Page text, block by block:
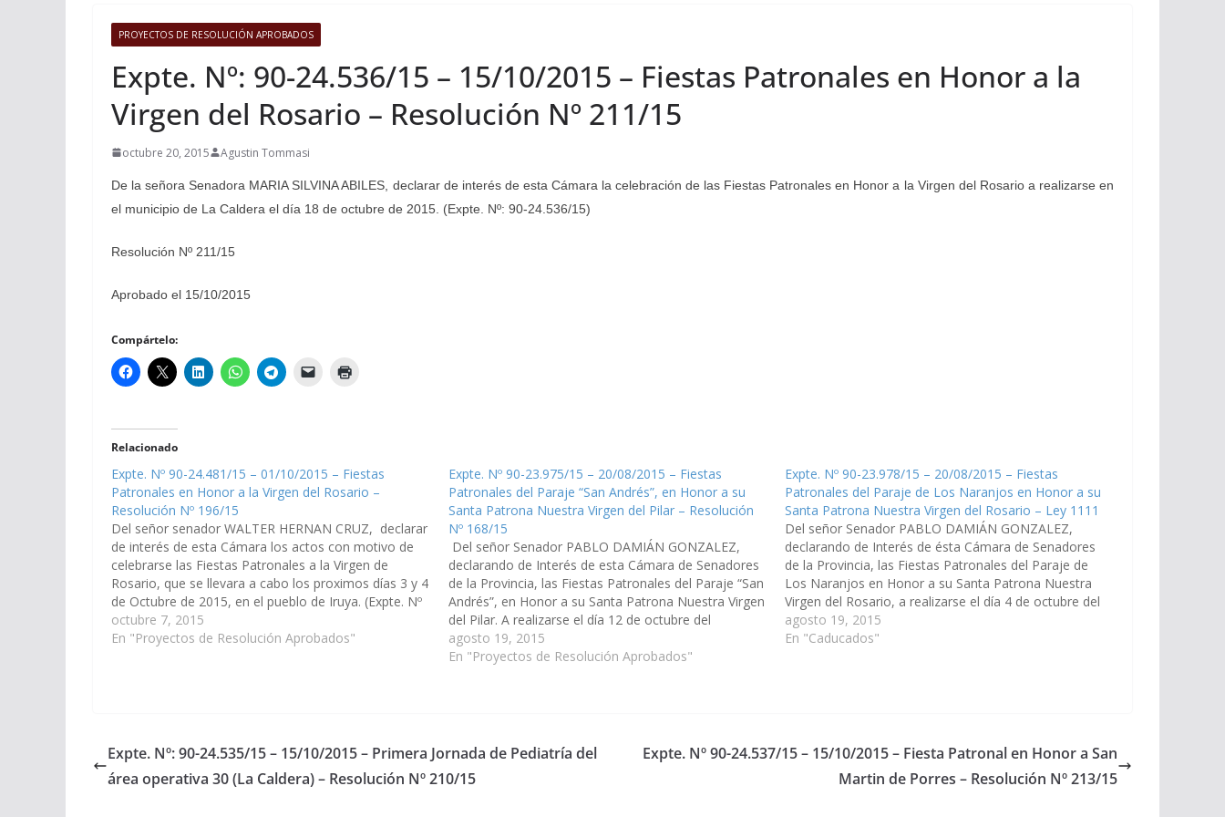
PROYECTOS DE RESOLUCIÓN APROBADOS
Expte. Nº: 90-24.536/15 – 15/10/2015 – Fiestas Patronales en Honor a la
Virgen del Rosario – Resolución Nº 211/15
octubre 20, 2015 Agustin Tommasi
De la señora Senadora MARIA SILVINA ABILES, declarar de interés de esta Cámara la celebración de las Fiestas Patronales en Honor a la Virgen del Rosario a realizarse en
el municipio de La Caldera el día 18 de octubre de 2015. (Expte. Nº: 90-24.536/15)
Resolución Nº 211/15
Aprobado el 15/10/2015
Compártelo:
Relacionado
Expte. Nº 90-24.481/15 – 01/10/2015 – Fiestas
Patronales en Honor a la Virgen del Rosario –
Resolución Nº 196/15
Del señor senador WALTER HERNAN CRUZ, declarar
de interés de esta Cámara los actos con motivo de
celebrarse las Fiestas Patronales a la Virgen de
Rosario, que se llevara a cabo los proximos días 3 y 4
de Octubre de 2015, en el pueblo de Iruya. (Expte. Nº
90-24.481/15) Resolución…
octubre 7, 2015
En "Proyectos de Resolución Aprobados"
Expte. Nº 90-23.975/15 – 20/08/2015 – Fiestas
Patronales del Paraje “San Andrés”, en Honor a su
Santa Patrona Nuestra Virgen del Pilar – Resolución
Nº 168/15
Del señor Senador PABLO DAMIÁN GONZALEZ,
declarando de Interés de esta Cámara de Senadores
de la Provincia, las Fiestas Patronales del Paraje “San
Andrés”, en Honor a su Santa Patrona Nuestra Virgen
del Pilar. A realizarse el día 12 de octubre del
corriente año. Organizado por la Comunidad Kolla y…
agosto 19, 2015
En "Proyectos de Resolución Aprobados"
Expte. Nº 90-23.978/15 – 20/08/2015 – Fiestas
Patronales del Paraje de Los Naranjos en Honor a su
Santa Patrona Nuestra Virgen del Rosario – Ley 1111
Del señor Senador PABLO DAMIÁN GONZALEZ,
declarando de Interés de ésta Cámara de Senadores
de la Provincia, las Fiestas Patronales del Paraje de
Los Naranjos en Honor a su Santa Patrona Nuestra
Virgen del Rosario, a realizarse el día 4 de octubre del
corriente año, organizado por la Comunidad Kolla…
agosto 19, 2015
En "Caducados"
Expte. Nº: 90-24.535/15 – 15/10/2015 – Primera Jornada de Pediatría del
área operativa 30 (La Caldera) – Resolución Nº 210/15
Expte. Nº 90-24.537/15 – 15/10/2015 – Fiesta Patronal en Honor a San
Martin de Porres – Resolución Nº 213/15